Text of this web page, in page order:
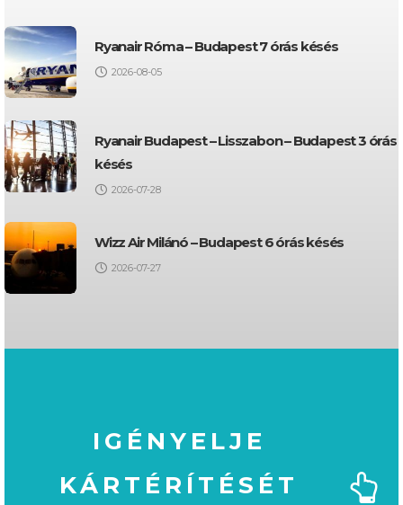
Ryanair Róma – Budapest 7 órás késés
2026-08-05
Ryanair Budapest – Lisszabon – Budapest 3 órás
késés
2026-07-28
Wizz Air Milánó – Budapest 6 órás késés
2026-07-27
IGÉNYELJE
KÁRTÉRÍTÉSÉT